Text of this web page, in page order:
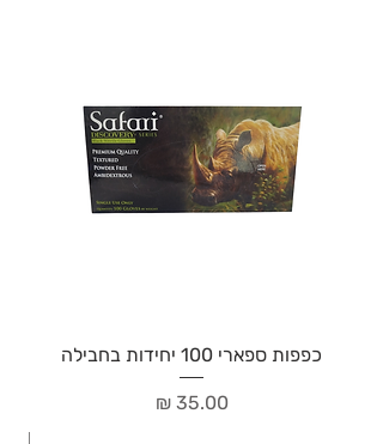
כפפות ספארי 100 יחידות בחבילה
מחיר‏35.00 ‏₪